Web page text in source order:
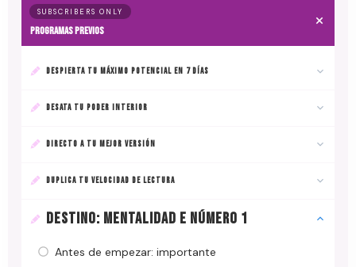
SUBSCRIBERS ONLY
PROGRAMAS PREVIOS
DESPIERTA TU MÁXIMO POTENCIAL EN 7 DÍAS
DESATA TU PODER INTERIOR
DIRECTO A TU MEJOR VERSIÓN
DUPLICA TU VELOCIDAD DE LECTURA
DESTINO: MENTALIDAD E NÚMERO 1
Antes de empezar: importante